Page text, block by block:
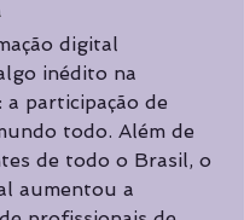
digital
inédito na
a participação de
todo. Além de
de todo o Brasil, o
aumentou a